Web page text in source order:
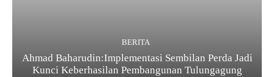
BERITA
Ahmad Baharudin:Implementasi Sembilan Perda Jadi
Kunci Keberhasilan Pembangunan Tulungagung